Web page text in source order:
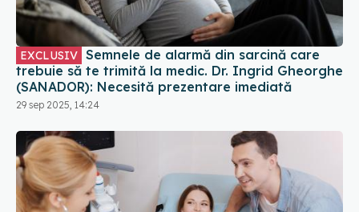
EXCLUSIV
trebuie să te trimită la medic. Dr. Ingrid Gheorghe
(SANADOR): Necesită prezentare imediată
29 sep 2025, 14:24